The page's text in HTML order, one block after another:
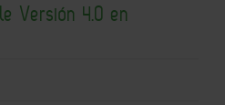
Versión 4.0 en